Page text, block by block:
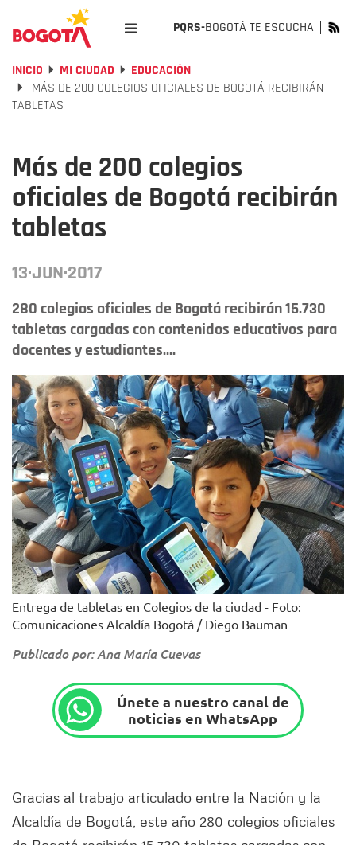
PQRS-BOGOTÁ TE ESCUCHA
INICIO MI CIUDAD
EDUCACIÓN
MÁS DE 200 COLEGIOS OFICIALES DE BOGOTÁ RECIBIRÁN
TABLETAS
Más de 200 colegios
oficiales de Bogotá recibirán
tabletas
13·JUN·2017
280 colegios oficiales de Bogotá recibirán 15.730
tabletas cargadas con contenidos educativos para
docentes y estudiantes....
Entrega de tabletas en Colegios de la ciudad - Foto:
Comunicaciones Alcaldía Bogotá / Diego Bauman
Publicado por: Ana María Cuevas
Únete a nuestro canal de
noticias en WhatsApp
Gracias al trabajo articulado entre la Nación y la
Alcaldía de Bogotá, este año 280 colegios oficiales